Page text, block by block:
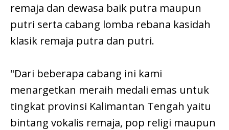
remaja dan dewasa baik putra maupun
putri serta cabang lomba rebana kasidah
klasik remaja putra dan putri.
"Dari beberapa cabang ini kami
menargetkan meraih medali emas untuk
tingkat provinsi Kalimantan Tengah yaitu
bintang vokalis remaja, pop religi maupun